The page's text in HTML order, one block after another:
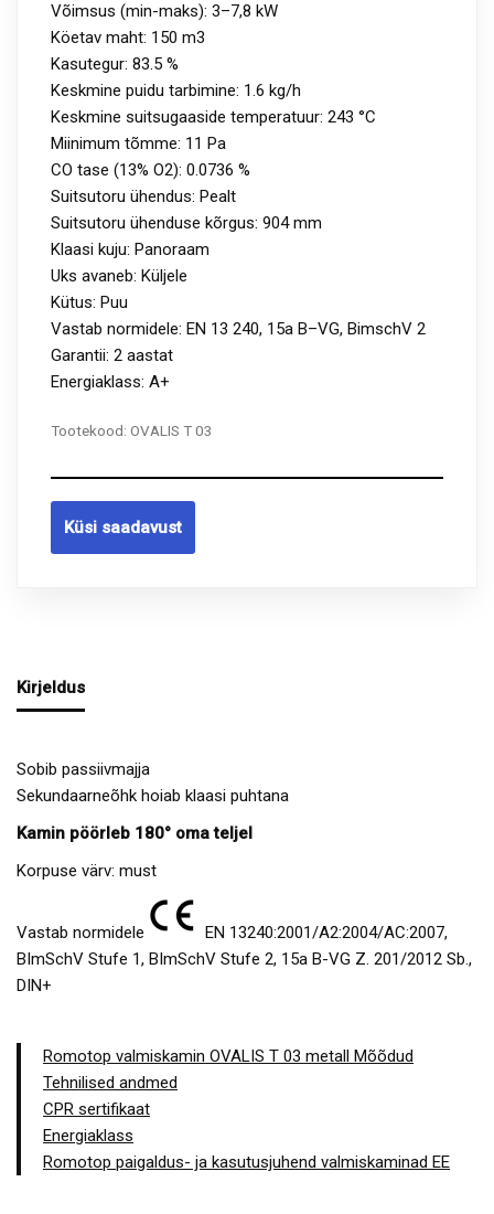
Võimsus (min-maks): 3–7,8 kW
Köetav maht: 150 m3
Kasutegur: 83.5 %
Keskmine puidu tarbimine: 1.6 kg/h
Keskmine suitsugaaside temperatuur: 243 °C
Miinimum tõmme: 11 Pa
CO tase (13% O2): 0.0736 %
Suitsutoru ühendus: Pealt
Suitsutoru ühenduse kõrgus: 904 mm
Klaasi kuju: Panoraam
Uks avaneb: Küljele
Kütus: Puu
Vastab normidele: EN 13 240, 15a B–VG, BimschV 2
Garantii: 2 aastat
Energiaklass: A+
Tootekood: OVALIS T 03
Küsi saadavust
Kirjeldus
Sobib passiivmajja
Sekundaarneõhk hoiab klaasi puhtana
Kamin pöörleb 180° oma teljel
Korpuse värv: must
Vastab normidele
EN 13240:2001/A2:2004/AC:2007,
BImSchV Stufe 1, BImSchV Stufe 2, 15a B-VG Z. 201/2012 Sb.,
DIN+
Romotop valmiskamin OVALIS T 03 metall Mõõdud
Tehnilised andmed
CPR sertifikaat
Energiaklass
Romotop paigaldus- ja kasutusjuhend valmiskaminad EE